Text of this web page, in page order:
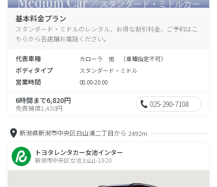
基本料金プラン
スタンダード・ミドルのレンタル、お得な割引料金、ご予約はこ
ちらから各店舗お電話ください。
代表車種 カローラ 他 （車種指定不可）
ボディタイプ スタンダード・ミドル
営業時間 08:00-20:00
6時間まで6,820円
免責補償1,430円 025-290-7108
新潟県新潟市中央区白山浦二丁目から 2492m
トヨタレンタカー女池インター
新潟市中央区女池上山1-13-20